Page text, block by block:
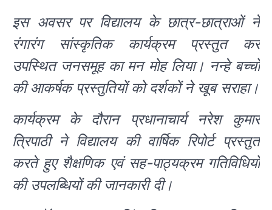
इस अवसर पर विद्यालय के छात्र-छात्राओं ने
रंगारंग सांस्कृतिक कार्यक्रम प्रस्तुत कर
उपस्थित जनसमूह का मन मोह लिया। नन्हे बच्चों
की आकर्षक प्रस्तुतियों को दर्शकों ने खूब सराहा।
कार्यक्रम के दौरान प्रधानाचार्य नरेश कुमार
त्रिपाठी ने विद्यालय की वार्षिक रिपोर्ट प्रस्तुत
करते हुए शैक्षणिक एवं सह-पाठ्यक्रम गतिविधियों
की उपलब्धियों की जानकारी दी।